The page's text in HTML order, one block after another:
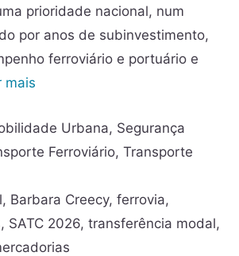
prioridade nacional, num
por anos de subinvestimento,
ferroviário e portuário e
mais
Urbana, Segurança
Ferroviário, Transporte
, Barbara Creecy,ferrovia,
, SATC 2026, transferência modal,